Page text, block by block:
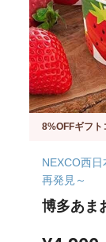
8%OFFギフト
NEXCO西
再発見～
博多あま